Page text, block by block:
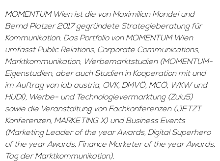
MOMENTUM Wien ist die von Maximilian Mondel und
Bernd Platzer 2017 gegründete Strategieberatung für
Kommunikation. Das Portfolio von MOMENTUM Wien
umfasst Public Relations, Corporate Communications,
Marktkommunikation, Werbemarktstudien (MOMENTUM-
Eigenstudien, aber auch Studien in Kooperation mit und
im Auftrag von iab austria, OVK, DMVÖ, MCÖ, WKW und
HUDI), Werbe- und Technologievermarktung (Zulu5)
sowie die Veranstaltung von Fachkonferenzen (JETZT
Konferenzen, MARKETING X) und Business Events
(Marketing Leader of the year Awards, Digital Superhero
of the year Awards, Finance Marketer of the year Awards,
Tag der Marktkommunikation).